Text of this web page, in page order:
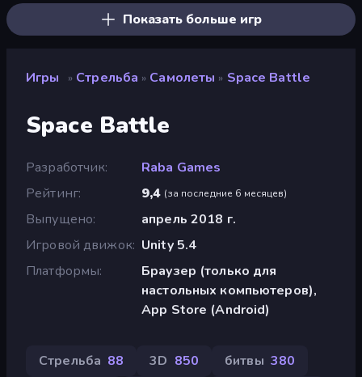
Показать больше игр
Игры » Стрельба » Самолеты » Space Battle
Space Battle
Разработчик
Raba Games
Рейтинг
9,4 (за последние 6 месяцев)
Выпущено
апрель 2018 г.
Игровой движок Unity 5.4
Платформы
Браузер (только для
настольных компьютеров),
App Store (Android)
Стрельба 88 3D 850 битвы 380